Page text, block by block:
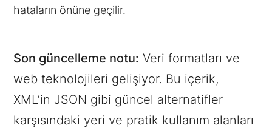
hataların önüne geçilir.
Son güncelleme notu: Veri formatları ve
web teknolojileri gelişiyor. Bu içerik,
XML’in JSON gibi güncel alternatifler
karşısındaki yeri ve pratik kullanım alanları